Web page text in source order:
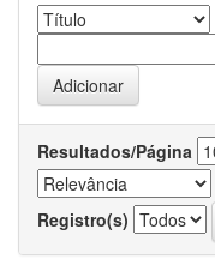
Resultados/Página
Registro(s)